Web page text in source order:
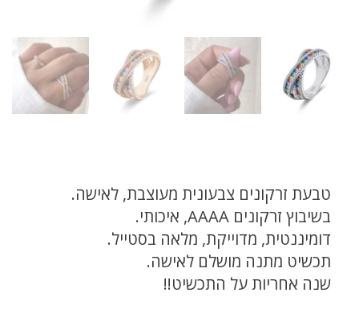
טבעת זרקונים צבעונית מעוצבת, לאישה.
בשיבוץ זרקונים AAAA, איכותי.
דומיננטית, מדוייקת, מלאה בסטייל.
תכשיט מתנה מושלם לאישה.
שנה אחריות על התכשיט!!